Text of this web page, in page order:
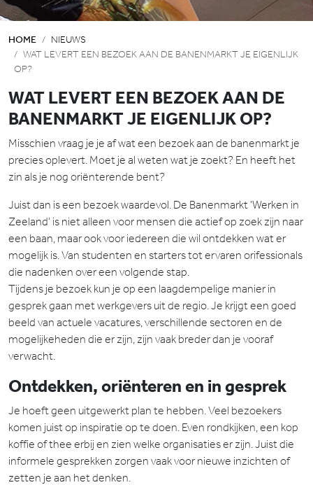
HOME
NIEUWS
WAT LEVERT EEN BEZOEK AAN DE BANENMARKT JE EIGENLIJK
OP?
WAT LEVERT EEN BEZOEK AAN DE
BANENMARKT JE EIGENLIJK OP?
Misschien vraag je je af wat een bezoek aan de banenmarkt je
precies oplevert. Moet je al weten wat je zoekt? En heeft het
zin als je nog oriënterende bent?
Juist dan is een bezoek waardevol. De Banenmarkt 'Werken in
Zeeland' is niet alleen voor mensen die actief op zoek zijn naar
een baan, maar ook voor iedereen die wil ontdekken wat er
mogelijk is. Van studenten en starters tot ervaren orifessionals
die nadenken over een volgende stap.
Tijdens je bezoek kun je op een laagdempelige manier in
gesprek gaan met werkgevers uit de regio. Je krijgt een goed
beeld van actuele vacatures, verschillende sectoren en de
mogelijkeheden die er zijn, zijn vaak breder dan je vooraf
verwacht.
Ontdekken, oriënteren en in gesprek
Je hoeft geen uitgewerkt plan te hebben. Veel bezoekers
komen juist op inspiratie op te doen. Even rondkijken, een kop
koffie of thee erbij en zien welke organisaties er zijn. Juist die
informele gesprekken zorgen vaak voor nieuwe inzichten of
zetten je aan het denken.